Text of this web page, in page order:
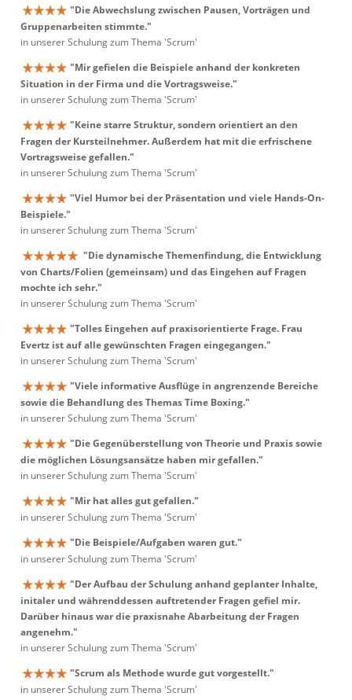
"Die Abwechslung zwischen Pausen, Vorträgen und
Gruppenarbeiten stimmte."
in unserer Schulung zum Thema 'Scrum'
"Mir gefielen die Beispiele anhand der konkreten
Situation in der Firma und die Vortragsweise."
in unserer Schulung zum Thema 'Scrum'
"Keine starre Struktur, sondern orientiert an den
Fragen der Kursteilnehmer. Außerdem hat mit die erfrischene
Vortragsweise gefallen."
in unserer Schulung zum Thema 'Scrum'
"Viel Humor bei der Präsentation und viele Hands-On-
Beispiele."
in unserer Schulung zum Thema 'Scrum'
"Die dynamische Themenfindung, die Entwicklung
von Charts/Folien (gemeinsam) und das Eingehen auf Fragen
mochte ich sehr."
in unserer Schulung zum Thema 'Scrum'
"Tolles Eingehen auf praxisorientierte Frage. Frau
Evertz ist auf alle gewünschten Fragen eingegangen."
in unserer Schulung zum Thema 'Scrum'
"Viele informative Ausflüge in angrenzende Bereiche
sowie die Behandlung des Themas Time Boxing."
in unserer Schulung zum Thema 'Scrum'
"Die Gegenüberstellung von Theorie und Praxis sowie
die möglichen Lösungsansätze haben mir gefallen."
in unserer Schulung zum Thema 'Scrum'
"Mir hat alles gut gefallen."
in unserer Schulung zum Thema 'Scrum'
"Die Beispiele/Aufgaben waren gut."
in unserer Schulung zum Thema 'Scrum'
"Der Aufbau der Schulung anhand geplanter Inhalte,
initaler und währenddessen auftretender Fragen gefiel mir.
Darüber hinaus war die praxisnahe Abarbeitung der Fragen
angenehm."
in unserer Schulung zum Thema 'Scrum'
"Scrum als Methode wurde gut vorgestellt."
in unserer Schulung zum Thema 'Scrum'